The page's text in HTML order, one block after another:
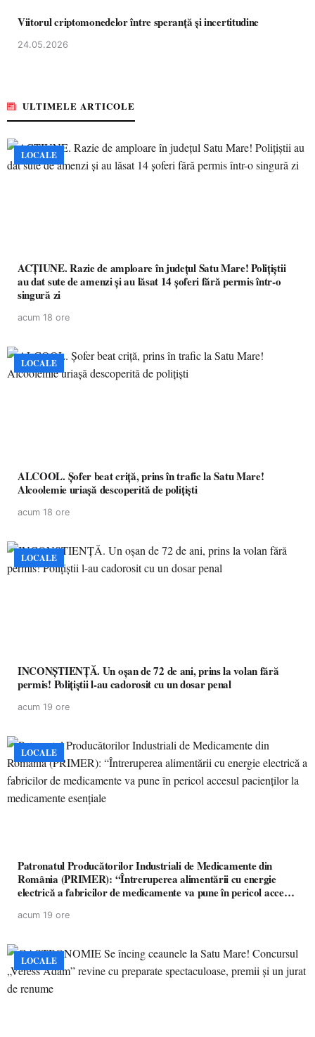
Viitorul criptomonedelor între speranță și incertitudine
24.05.2026
ULTIMELE ARTICOLE
LOCALE
ACȚIUNE. Razie de amploare în județul Satu Mare! Polițiștii
au dat sute de amenzi și au lăsat 14 șoferi fără permis într-o
singură zi
acum 18 ore
LOCALE
ALCOOL. Șofer beat criță, prins în trafic la Satu Mare!
Alcoolemie uriașă descoperită de polițiști
acum 18 ore
LOCALE
INCONȘTIENȚĂ. Un oșan de 72 de ani, prins la volan fără
permis! Polițiștii l-au cadorosit cu un dosar penal
acum 19 ore
LOCALE
Patronatul Producătorilor Industriali de Medicamente din
România (PRIMER): “Întreruperea alimentării cu energie
electrică a fabricilor de medicamente va pune în pericol accesul
acum 19 ore
LOCALE